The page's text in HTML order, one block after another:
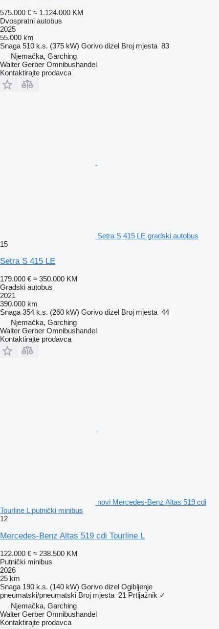
575.000 € ≈ 1.124.000 KM
Dvospratni autobus
2025
55.000 km
Snaga 510 k.s. (375 kW) Gorivo dizel Broj mjesta 83
Njemačka, Garching
Walter Gerber Omnibushandel
Kontaktirajte prodavca
Setra S 415 LE gradski autobus
15
Setra S 415 LE
179.000 € ≈ 350.000 KM
Gradski autobus
2021
390.000 km
Snaga 354 k.s. (260 kW) Gorivo dizel Broj mjesta 44
Njemačka, Garching
Walter Gerber Omnibushandel
Kontaktirajte prodavca
novi Mercedes-Benz Altas 519 cdi
Tourline L putnički minibus
12
Mercedes-Benz Altas 519 cdi Tourline L
122.000 € ≈ 238.500 KM
Putnički minibus
2026
25 km
Snaga 190 k.s. (140 kW) Gorivo dizel Ogibljenje
pneumatski/pneumatski Broj mjesta 21 Prtljažnik ✓
Njemačka, Garching
Walter Gerber Omnibushandel
Kontaktirajte prodavca